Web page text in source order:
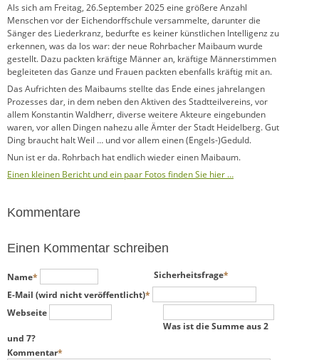
Als sich am Freitag, 26.September 2025 eine größere Anzahl
Menschen vor der Eichendorffschule versammelte, darunter die
Sänger des Liederkranz, bedurfte es keiner künstlichen Intelligenz zu
erkennen, was da los war: der neue Rohrbacher Maibaum wurde
gestellt. Dazu packten kräftige Männer an, kräftige Männerstimmen
begleiteten das Ganze und Frauen packten ebenfalls kräftig mit an.
Das Aufrichten des Maibaums stellte das Ende eines jahrelangen
Prozesses dar, in dem neben den Aktiven des Stadtteilvereins, vor
allem Konstantin Waldherr, diverse weitere Akteure eingebunden
waren, vor allen Dingen nahezu alle Ämter der Stadt Heidelberg. Gut
Ding braucht halt Weil … und vor allem einen (Engels-)Geduld.
Nun ist er da. Rohrbach hat endlich wieder einen Maibaum.
Einen kleinen Bericht und ein paar Fotos finden Sie hier …
Kommentare
Einen Kommentar schreiben
Pflichtfeld
Name*
Pflichtfeld
E-Mail (wird nicht veröffentlicht)*
Webseite
Pflichtfeld
Sicherheitsfrage*
Was ist die Summe aus 2
und 7?
Pflichtfeld
Kommentar*